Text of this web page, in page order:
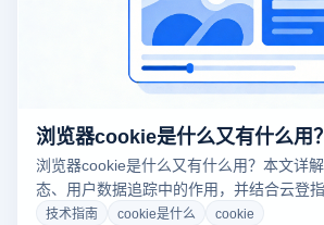
浏览器cookie是什么又有什么用？本文详
态、用户数据追踪中的作用，并结合云登
多账号安全管理方案。
技术指南 cookie是什么
cookie